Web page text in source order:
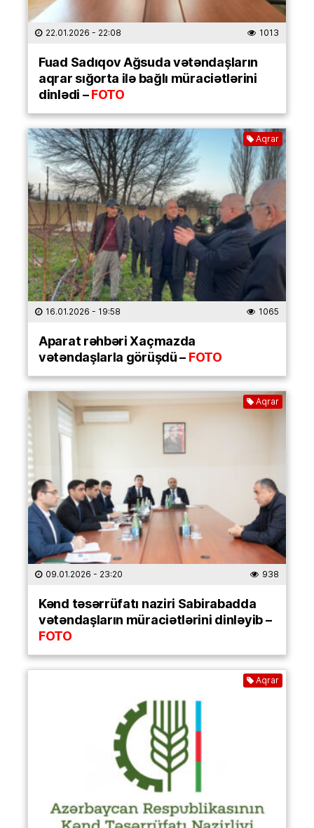
22.01.2026 - 22:08 1013
Fuad Sadıqov Ağsuda vətəndaşların
aqrar sığorta ilə bağlı müraciətlərini
dinlədi –FOTO
Aqrar
16.01.2026 - 19:58 1065
Aparat rəhbəri Xaçmazda
vətəndaşlarla görüşdü –FOTO
Aqrar
09.01.2026 - 23:20 938
Kənd təsərrüfatı naziri Sabirabadda
vətəndaşların müraciətlərini dinləyib –
FOTO
Aqrar